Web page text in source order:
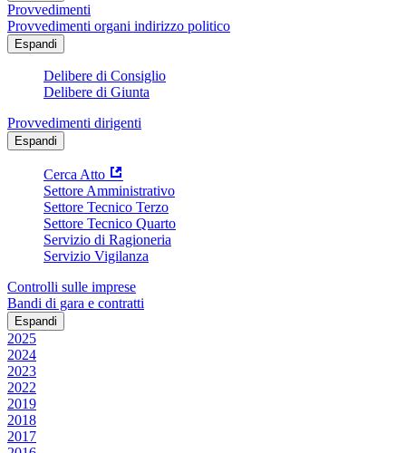
Provvedimenti
Provvedimenti organi indirizzo politico
Espandi
Delibere di Consiglio
Delibere di Giunta
Provvedimenti dirigenti
Espandi
Cerca Atto
Settore Amministrativo
Settore Tecnico Terzo
Settore Tecnico Quarto
Servizio di Ragioneria
Servizio Vigilanza
Controlli sulle imprese
Bandi di gara e contratti
Espandi
2025
2024
2023
2022
2019
2018
2017